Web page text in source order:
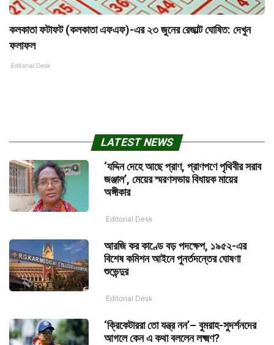
কলকাতা ফটাফট (কলকাতা এফএফ)-এর ২৩ জুনের রেজাল্ট ঘোষিত: দেখুন
ফলাফল
Editorial Desk
LATEST NEWS
‘যদ্দিন দেহে আছে প্রাণ, প্রাণপণে পৃথিবীর সরাব
জঞ্জাল’, মেয়ের স্মরণসভায় বিধায়ক মায়ের
অঙ্গীকার
Editorial Desk
আরজি কর কাণ্ডে বড় পদক্ষেপ, ১৯৫২-এর
বিশেষ কমিশন আইনে পুনর্তদন্তের ঘোষণা
শুভেন্দুর
Editorial Desk
‘ক্রিকেটাররা তো যন্ত্র নন’– বুমরাহ-সুদর্শনদের
আগলে কেন এ কথা বললেন লক্ষ্মণ?